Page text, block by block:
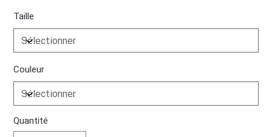
Taille
Couleur
Quantité